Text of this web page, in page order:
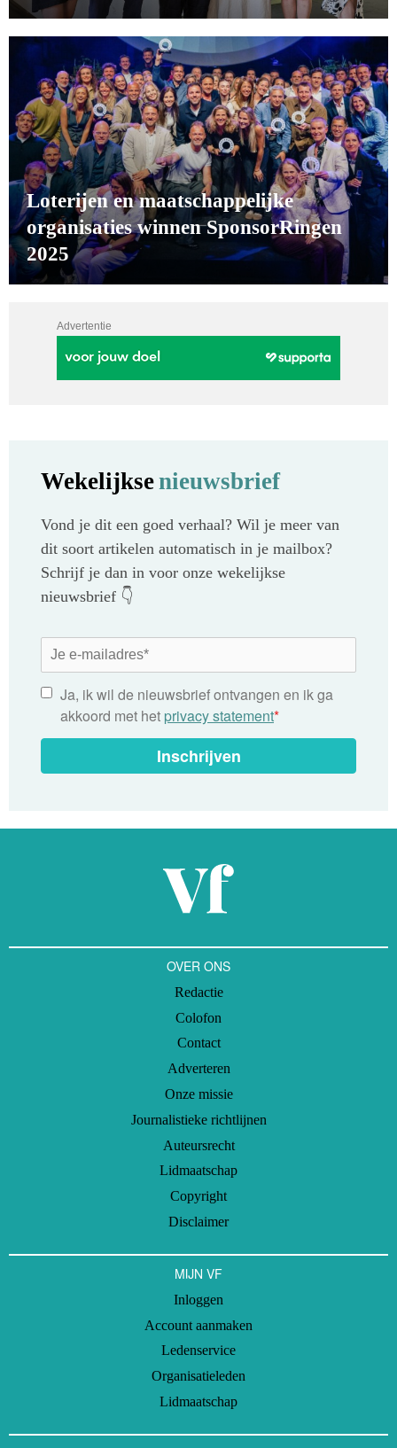
Loterijen en maatschappelijke
organisaties winnen SponsorRingen
2025
Advertentie
Wekelijksenieuwsbrief
Vond je dit een goed verhaal? Wil je meer van
dit soort artikelen automatisch in je mailbox?
Schrijf je dan in voor onze wekelijkse
nieuwsbrief 👇
Ja, ik wil de nieuwsbrief ontvangen en ik ga
akkoord met het privacy statement*
Inschrijven
OVER ONS
Redactie
Colofon
Contact
Adverteren
Onze missie
Journalistieke richtlijnen
Auteursrecht
Lidmaatschap
Copyright
Disclaimer
MIJN VF
Inloggen
Account aanmaken
Ledenservice
Organisatieleden
Lidmaatschap